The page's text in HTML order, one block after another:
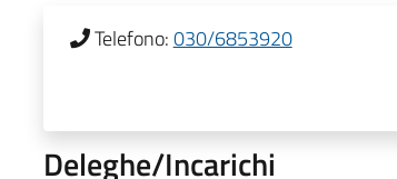
Telefono:030/6853920
Deleghe/Incarichi